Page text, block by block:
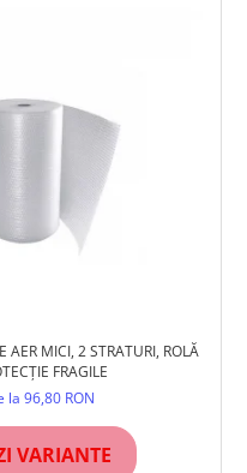
AER MICI, 2 STRATURI, ROLĂ
FRAGILE
la 96,80 RON
VARIANTE